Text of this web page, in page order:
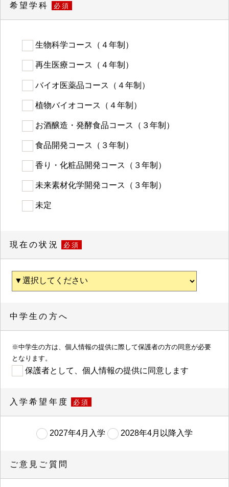
希望学科 必須
生物科学コース（４年制）
再生医療コース（４年制）
バイオ医薬品コース（４年制）
植物バイオコース（４年制）
お酒醸造・発酵食品コース（３年制）
食品開発コース（３年制）
香り・化粧品開発コース（３年制）
未来素材化学開発コース（３年制）
未定
現在の状況 必須
中学生の方へ
※中学生の方は、個人情報の提供に際して保護者の方の同意が必要
となります。
保護者として、個人情報の提供に同意します
入学希望年度 必須
2027年4月入学 2028年4月以降入学
ご意見ご質問